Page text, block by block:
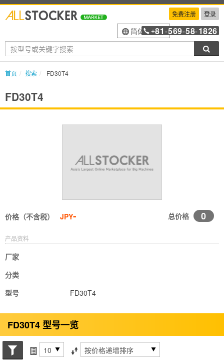
免费注册 登录
简体中文
+81 -569-58-1826
首页 搜索 FD30T4
FD30T4
价格（不含税） JPY- 总价格 0
产品资料
厂家
分类
型号
FD30T4
FD30T4 型号一览
搜索状态每页项目 排序方式